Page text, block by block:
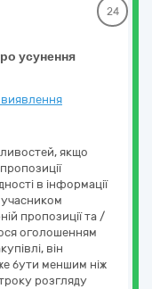
усунення
24
якщо
в інформації
пропозиції та /
оголошенням
він
бути меншим ніж
розгляду